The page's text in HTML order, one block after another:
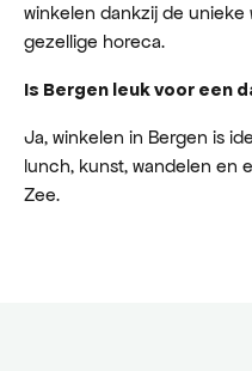
winkelen dankzij de unieke
gezellige horeca.
Is Bergen leuk voor een
Ja, winkelen in Bergen is
lunch, kunst, wandelen en
Zee.